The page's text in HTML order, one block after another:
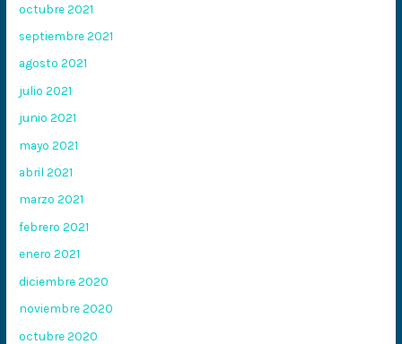
octubre 2021
septiembre 2021
agosto 2021
julio 2021
junio 2021
mayo 2021
abril 2021
marzo 2021
febrero 2021
enero 2021
diciembre 2020
noviembre 2020
octubre 2020